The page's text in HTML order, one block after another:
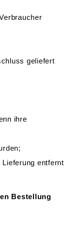
geliefert
ihre
entfernt
Bestellung